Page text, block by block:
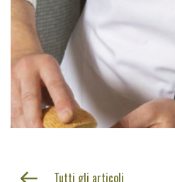
Tutti gli articoli